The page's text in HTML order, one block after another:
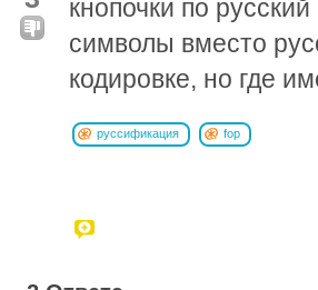
кнопочки по
символы вместо
кодировке, но где
руссификация fop